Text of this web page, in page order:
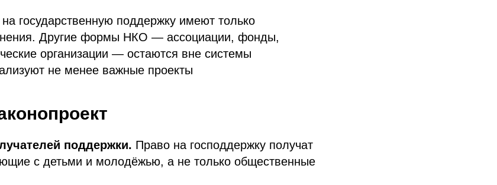
государственную поддержку имеют только
Другие формы НКО — ассоциации, фонды,
организации — остаются вне системы
не менее важные проекты
поддержки. Право на господдержку получат
с детьми и молодёжью, а не только общественные